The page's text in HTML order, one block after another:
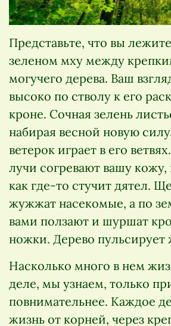
Представьте, что вы
зеленом мху между
могучего дерева. Ваш
высоко по стволу к его
кроне. Сочная зелень
набирая весной новую
ветерок играет в его
лучи согревают вашу
как где-то стучит дятел.
жужжат насекомые, а по
вами ползают и шуршат
ножки. Дерево пульсирует
Насколько много в нем
деле, мы узнаем, только
повнимательнее. Каждое
жизнь от корней, через